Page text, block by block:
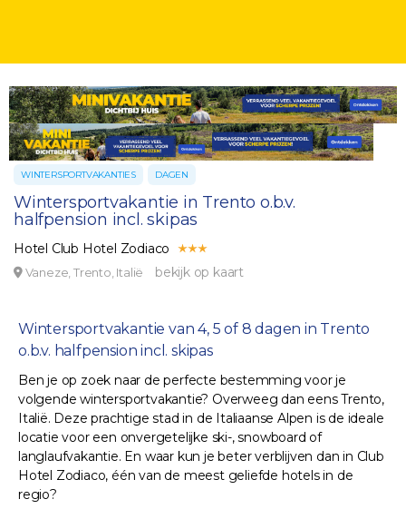
WINTERSPORTVAKANTIES DAGEN
Wintersportvakantie in Trento o.b.v.
halfpension incl. skipas
Hotel Club Hotel Zodiaco
Vaneze, Trento, Italië bekijk op kaart
Wintersportvakantie van 4, 5 of 8 dagen in Trento
o.b.v. halfpension incl. skipas
Ben je op zoek naar de perfecte bestemming voor je
volgende wintersportvakantie? Overweeg dan eens Trento,
Italië. Deze prachtige stad in de Italiaanse Alpen is de ideale
locatie voor een onvergetelijke ski-, snowboard of
langlaufvakantie. En waar kun je beter verblijven dan in Club
Hotel Zodiaco, één van de meest geliefde hotels in de
regio?